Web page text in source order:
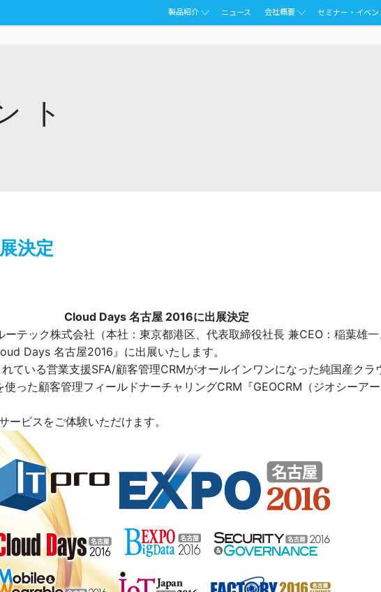
製品紹介 ニュース 会社概要 セミナー・イベン
ト
決定
Cloud Days 名古屋 2016に出展決定
テック株式会社（本社：東京都港区、代表取締役社長 兼CEO：稲葉雄
Days 名古屋2016』に出展いたします。
ている営業支援SFA/顧客管理CRMがオールインワンになった純国産ク
った顧客管理フィールドナーチャリングCRM『GEOCRM（ジオシーアー
ビスをご体験いただけます。